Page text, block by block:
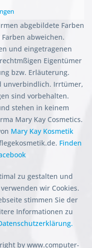
abgebildete Farben
abweichen.
und eingetragenen
Eigentümer
bzw. Erläuterung.
unverbindlich. Irrtümer,
sind vorbehalten.
stehen in keinem
Mary Kay Cosmetics.
Mary Kay Kosmetik
Finden
zu gestalten und
wir Cookies.
stimmen Sie der
Informationen zu
by www.computer-